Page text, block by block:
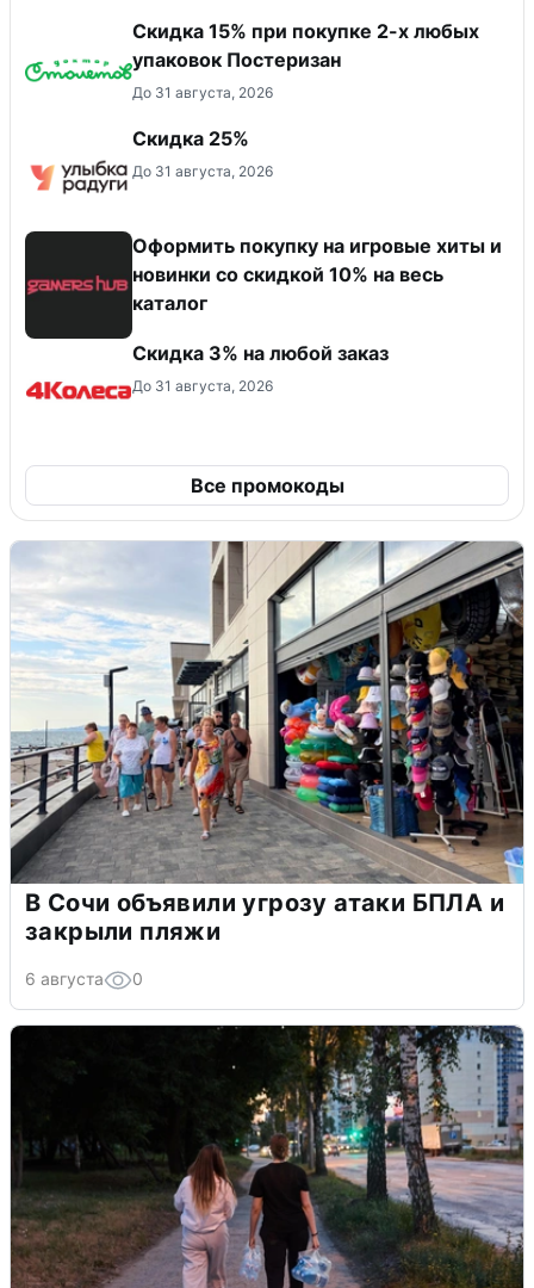
Скидка 15% при покупке 2-х любых
упаковок Постеризан
До 31 августа, 2026
Скидка 25%
До 31 августа, 2026
Оформить покупку на игровые хиты и
новинки со скидкой 10% на весь
каталог
Скидка 3% на любой заказ
До 31 августа, 2026
Все промокоды
В Сочи объявили угрозу атаки БПЛА и
закрыли пляжи
6 августа 0